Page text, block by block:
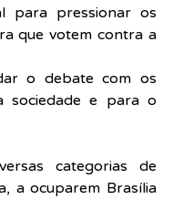
para pressionar os
que votem contra a
o debate com os
sociedade e para o
categorias de
a ocuparem Brasília